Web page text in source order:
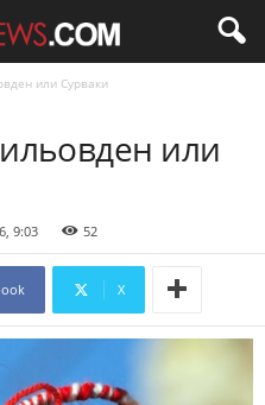
или Сурваки
или
9:03 52
X